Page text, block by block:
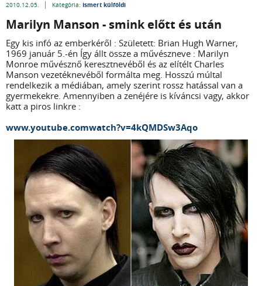
2010.12.05. Kategória: Ismert külföldi
Marilyn Manson - smink előtt és után
Egy kis infó az emberkéről : Született: Brian Hugh Warner,
1969 január 5.-én Így állt össze a művészneve : Marilyn
Monroe művésznő keresztnevéből és az elítélt Charles
Manson vezetéknevéből formálta meg. Hosszú múltal
rendelkezik a médiában, amely szerint rossz hatással van a
gyermekekre. Amennyiben a zenéjére is kíváncsi vagy, akkor
katt a piros linkre :
www.youtube.comwatch?v=4kQMDSw3Aqo